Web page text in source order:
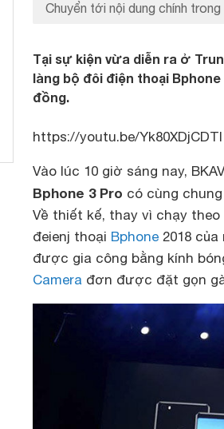
Chuyển tới nội dung chính trong
Tại sự kiện vừa diễn ra ở
làng bộ đôi điện thoại
đồng.
https://youtu.be/Yk80XDjCDTI
Vào lúc 10 giờ sáng nay,
Bphone 3 Pro có cùng
Về thiết kế, thay vì chạy
đeienj thoại Bphone 2018
được gia công bằng kính
Camera đơn được đặt gọn